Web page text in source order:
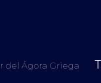
del Ágora Griega T